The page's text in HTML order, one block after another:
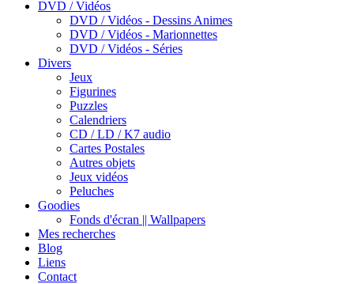
DVD / Vidéos
DVD / Vidéos - Dessins Animes
DVD / Vidéos - Marionnettes
DVD / Vidéos - Séries
Divers
Jeux
Figurines
Puzzles
Calendriers
CD / LD / K7 audio
Cartes Postales
Autres objets
Jeux vidéos
Peluches
Goodies
Fonds d'écran || Wallpapers
Mes recherches
Blog
Liens
Contact